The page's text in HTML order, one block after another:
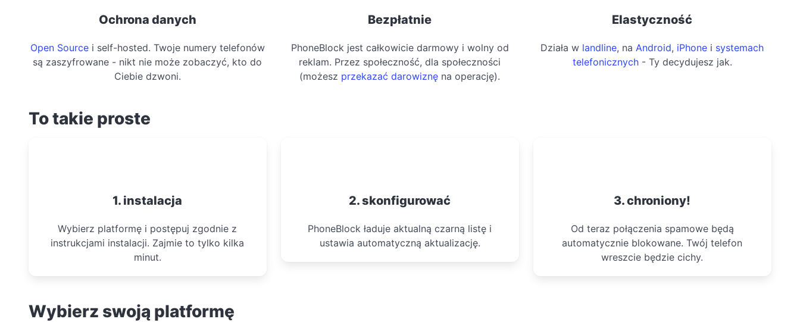
Ochrona danych
Open Sourcei self-hosted. Twoje numery telefonów
są zaszyfrowane - nikt nie może zobaczyć, kto do
Ciebie dzwoni.
Bezpłatnie
PhoneBlock jest całkowicie darmowy i wolny od
reklam. Przez społeczność, dla społeczności
(możesz przekazać darowiznę na operację).
Elastyczność
Działa w landline, naAndroid, iPhone i systemach
telefonicznych- Ty decydujesz jak.
To takie proste
1. instalacja
Wybierz platformę i postępuj zgodnie z
instrukcjami instalacji. Zajmie to tylko kilka
minut.
2. skonfigurować
PhoneBlock ładuje aktualną czarną listę i
ustawia automatyczną aktualizację.
3. chroniony!
Od teraz połączenia spamowe będą
automatycznie blokowane. Twój telefon
wreszcie będzie cichy.
Wybierz swoją platformę